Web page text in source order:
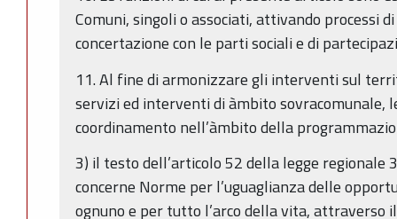
Comuni, singoli o associati, attivando processi
concertazione con le parti sociali e di
11. Al fine di armonizzare gli interventi sul
servizi ed interventi di àmbito sovracomunale,
coordinamento nell’àmbito della
3) il testo dell’articolo 52 della legge regionale
concerne Norme per l’uguaglianza delle
ognuno e per tutto l’arco della vita, attraverso